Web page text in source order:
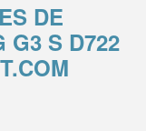
DE
G3 S D722